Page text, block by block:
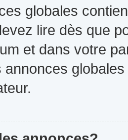
globales
lire dès que
et dans votre
annonces